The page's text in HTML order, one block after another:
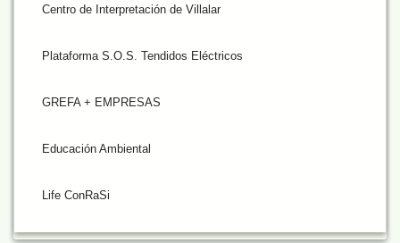
Centro de Interpretación de Villalar
Plataforma S.O.S. Tendidos Eléctricos
GREFA + EMPRESAS
Educación Ambiental
Life ConRaSi